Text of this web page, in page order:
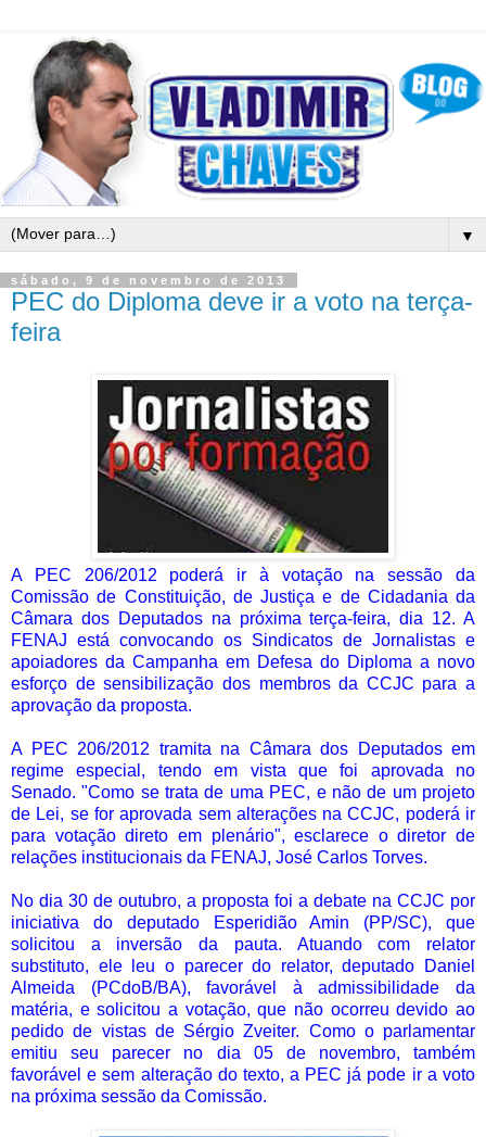
▼
sábado, 9 de novembro de 2013
PEC do Diploma deve ir a voto na terça-
feira
A PEC 206/2012 poderá ir à votação na sessão da
Comissão de Constituição, de Justiça e de Cidadania da
Câmara dos Deputados na próxima terça-feira, dia 12. A
FENAJ está convocando os Sindicatos de Jornalistas e
apoiadores da Campanha em Defesa do Diploma a novo
esforço de sensibilização dos membros da CCJC para a
aprovação da proposta.
A PEC 206/2012 tramita na Câmara dos Deputados em
regime especial, tendo em vista que foi aprovada no
Senado. "Como se trata de uma PEC, e não de um projeto
de Lei, se for aprovada sem alterações na CCJC, poderá ir
para votação direto em plenário", esclarece o diretor de
relações institucionais da FENAJ, José Carlos Torves.
No dia 30 de outubro, a proposta foi a debate na CCJC por
iniciativa do deputado Esperidião Amin (PP/SC), que
solicitou a inversão da pauta. Atuando com relator
substituto, ele leu o parecer do relator, deputado Daniel
Almeida (PCdoB/BA), favorável à admissibilidade da
matéria, e solicitou a votação, que não ocorreu devido ao
pedido de vistas de Sérgio Zveiter. Como o parlamentar
emitiu seu parecer no dia 05 de novembro, também
favorável e sem alteração do texto, a PEC já pode ir a voto
na próxima sessão da Comissão.